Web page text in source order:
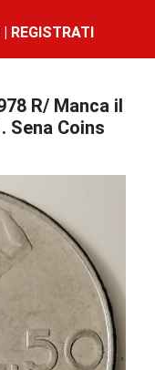
REGISTRATI
R/ Manca il
Sena Coins